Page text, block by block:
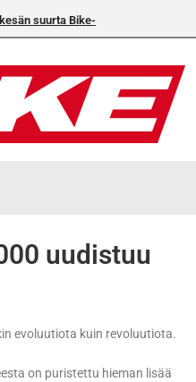
suurta Bike-numeroa!
uudistuu
evoluutiota kuin revoluutiota.
on puristettu hieman lisää